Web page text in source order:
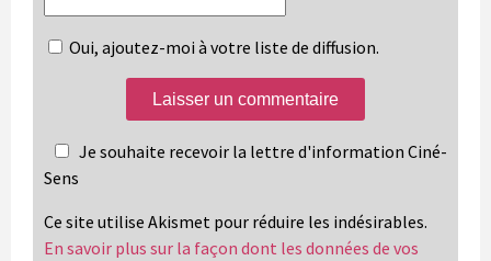
Oui, ajoutez-moi à votre liste de diffusion.
Je souhaite recevoir la lettre d'information Ciné-
Sens
Ce site utilise Akismet pour réduire les indésirables.
En savoir plus sur la façon dont les données de vos